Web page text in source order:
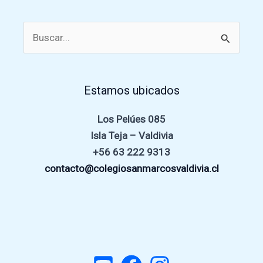
Estamos ubicados
Los Pelúes 085
Isla Teja – Valdivia
+56 63 222 9313
contacto@colegiosanmarcosvaldivia.cl